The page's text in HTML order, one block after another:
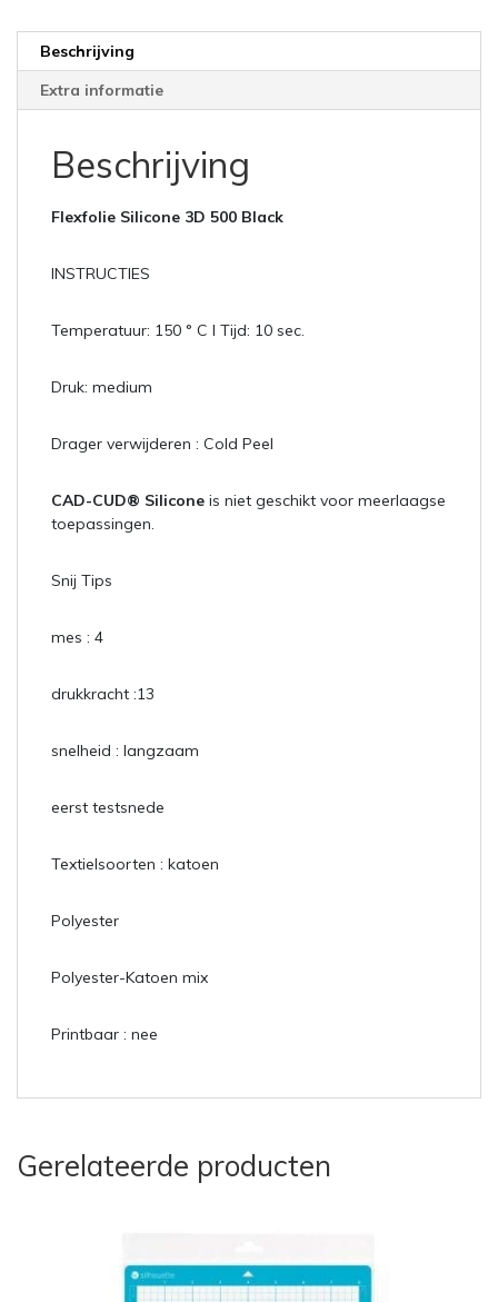
Beschrijving
Extra informatie
Beschrijving
Flexfolie Silicone 3D 500 Black
INSTRUCTIES
Temperatuur: 150 ° C l Tijd: 10 sec.
Druk: medium
Drager verwijderen : Cold Peel
CAD-CUD® Silicone is niet geschikt voor meerlaagse
toepassingen.
Snij Tips
mes : 4
drukkracht :13
snelheid : langzaam
eerst testsnede
Textielsoorten : katoen
Polyester
Polyester-Katoen mix
Printbaar : nee
Gerelateerde producten